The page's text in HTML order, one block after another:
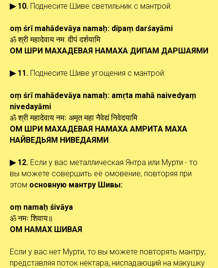
▶ 10. Поднесите Шиве светильник с мантрой:
oṃ śrī mahādevāya namaḥ: dīpaṃ darśayāmi
ॐ श्री महादेवाय नम: दीपं दर्शयामि
ОМ ШРИ МАХАДЕВАЯ НАМАХА ДИПАМ ДАРШАЯМИ
▶ 11. Поднесите Шиве угощения с мантрой:
oṃ śrī mahādevāya namaḥ: amṛta mahā naivedyaṃ
nivedayāmi
ॐ श्री महादेवाय नमः अमृत महा नैवेद्यं निवेदयामि
ОМ ШРИ МАХАДЕВАЯ НАМАХА АМРИТА МАХА
НАЙВЕДЬЯМ НИВЕДАЯМИ
▶ 12. Если у вас металлическая Янтра или Мурти - то
вы можете совершить её омовение, повторяя при
этом основную мантру Шивы:
oṃ namaḥ śivāya
ॐ नमः शिवाय॥
ОМ НАМАХ ШИВАЯ
Если у вас нет Мурти, то вы можете повторять мантру,
представляя поток нектара, ниспадающий на макушку